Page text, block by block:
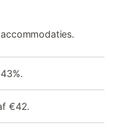
€42.